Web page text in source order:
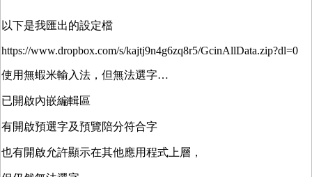
以下是我匯出的設定檔
https://www.dropbox.com/s/kajtj9n4g6zq8r5/GcinAllData.zip?dl=0
使用無蝦米輸入法，但無法選字…
已開啟內嵌編輯區
有開啟預選字及預覽陪分符合字
也有開啟允許顯示在其他應用程式上層，